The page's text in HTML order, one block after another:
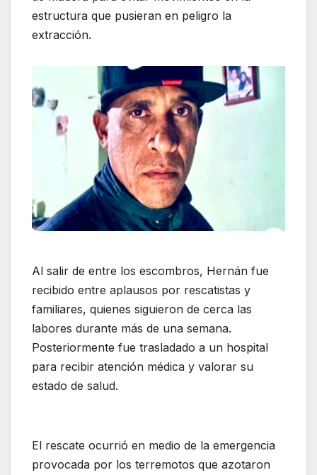
estructura que pusieran en peligro la
extracción.
Al salir de entre los escombros, Hernán fue
recibido entre aplausos por rescatistas y
familiares, quienes siguieron de cerca las
labores durante más de una semana.
Posteriormente fue trasladado a un hospital
para recibir atención médica y valorar su
estado de salud.
El rescate ocurrió en medio de la emergencia
provocada por los terremotos que azotaron